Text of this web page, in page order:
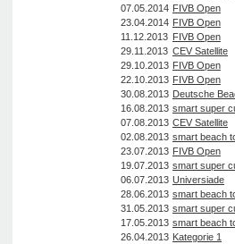
07.05.2014 FIVB Open
23.04.2014 FIVB Open
11.12.2013 FIVB Open
29.11.2013 CEV Satellite
29.10.2013 FIVB Open
22.10.2013 FIVB Open
30.08.2013 Deutsche
16.08.2013 smart super
07.08.2013 CEV Satellite
02.08.2013 smart beach
23.07.2013 FIVB Open
19.07.2013 smart super
06.07.2013 Universiade
28.06.2013 smart beach
31.05.2013 smart super
17.05.2013 smart beach
26.04.2013 Kategorie 1